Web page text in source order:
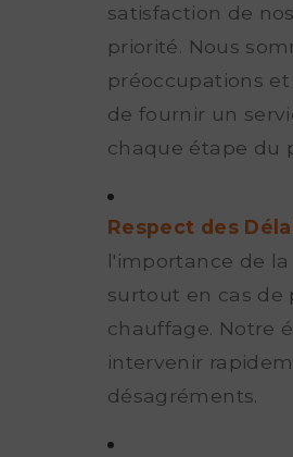
satisfaction de
priorité. Nous
préoccupations
de fournir un
chaque étape du
Respect des
l'importance de
surtout en cas de
chauffage. Notre
intervenir
désagréments.